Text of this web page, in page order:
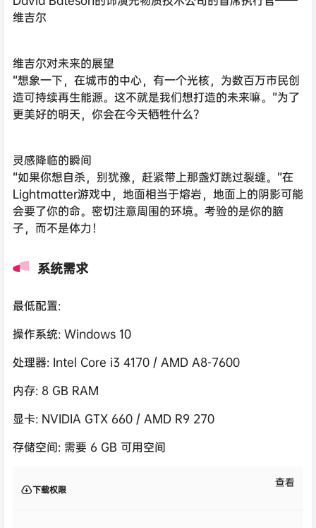
维吉尔
维吉尔对未来的展望
“想象一下，在城市的中心，有一个光核，为数百万市民创
造可持续再生能源。这不就是我们想打造的未来嘛。”为了
更美好的明天，你会在今天牺牲什么？
灵感降临的瞬间
“如果你想自杀，别犹豫，赶紧带上那盏灯跳过裂缝。”在
Lightmatter游戏中，地面相当于熔岩，地面上的阴影可能
会要了你的命。密切注意周围的环境。考验的是你的脑
子，而不是体力！
系统需求
最低配置:
操作系统: Windows 10
处理器: Intel Core i3 4170 / AMD A8-7600
内存: 8 GB RAM
显卡: NVIDIA GTX 660 / AMD R9 270
存储空间: 需要 6 GB 可用空间
下载权限
查看